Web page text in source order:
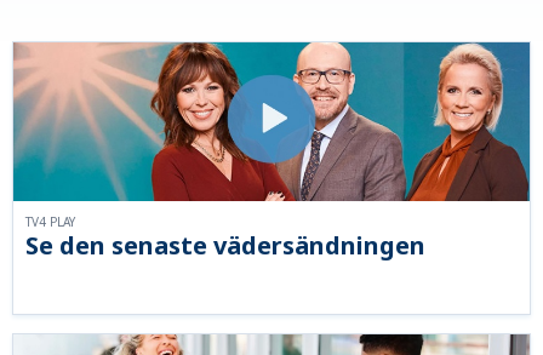
Se den senaste vädersändningen
TV4 PLAY